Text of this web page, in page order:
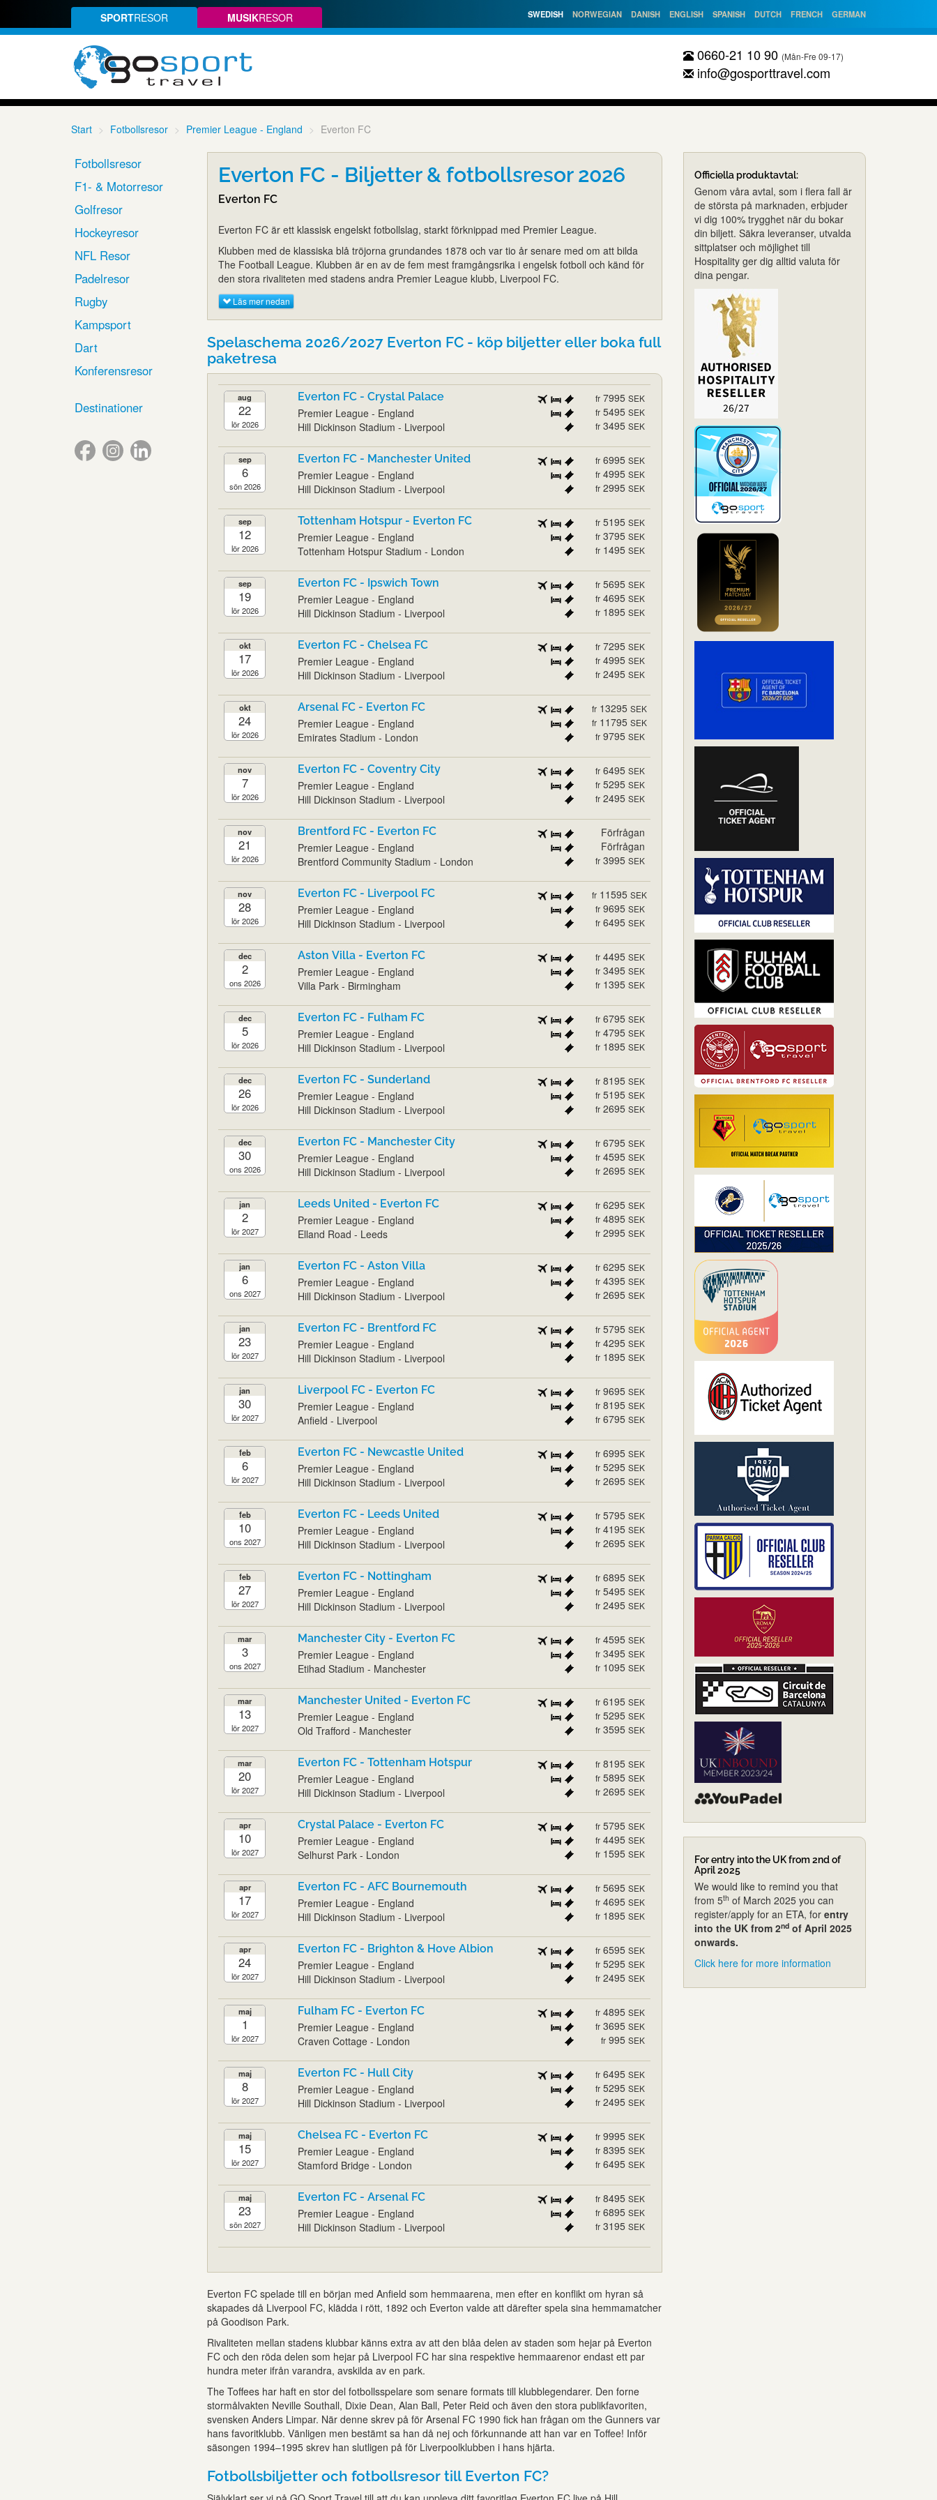
SPORTRESOR MUSIKRESOR SWEDISH NORWEGIAN DANISH ENGLISH SPANISH DUTCH FRENCH GERMAN
0660-21 10 90 (Mån-Fre 09-17)
info@gosporttravel.com
Start Fotbollsresor Premier League - England Everton FC
Fotbollsresor
F1- & Motorresor
Golfresor
Hockeyresor
NFL Resor
Padelresor
Rugby
Kampsport
Dart
Konferensresor
Destinationer
Everton FC - Biljetter & fotbollsresor 2026
Everton FC
Everton FC är ett klassisk engelskt fotbollslag, starkt förknippad med Premier League.
Klubben med de klassiska blå tröjorna grundandes 1878 och var tio år senare med om att bilda
The Football League. Klubben är en av de fem mest framgångsrika i engelsk fotboll och känd för
den stora rivaliteten med stadens andra Premier League klubb, Liverpool FC.
Läs mer nedan
Spelaschema 2026/2027 Everton FC - köp biljetter eller boka full
paketresa
aug
22
lör 2026
Everton FC - Crystal Palace
Premier League - England
Hill Dickinson Stadium - Liverpool
fr 7995 SEK
fr 5495 SEK
fr 3495 SEK
sep
6
sön 2026
Everton FC - Manchester United
Premier League - England
Hill Dickinson Stadium - Liverpool
fr 6995 SEK
fr 4995 SEK
fr 2995 SEK
sep
12
lör 2026
Tottenham Hotspur - Everton FC
Premier League - England
Tottenham Hotspur Stadium - London
fr 5195 SEK
fr 3795 SEK
fr 1495 SEK
sep
19
lör 2026
Everton FC - Ipswich Town
Premier League - England
Hill Dickinson Stadium - Liverpool
fr 5695 SEK
fr 4695 SEK
fr 1895 SEK
okt
17
lör 2026
Everton FC - Chelsea FC
Premier League - England
Hill Dickinson Stadium - Liverpool
fr 7295 SEK
fr 4995 SEK
fr 2495 SEK
okt
24
lör 2026
Arsenal FC - Everton FC
Premier League - England
Emirates Stadium - London
fr 13295 SEK
fr 11795 SEK
fr 9795 SEK
nov
7
lör 2026
Everton FC - Coventry City
Premier League - England
Hill Dickinson Stadium - Liverpool
fr 6495 SEK
fr 5295 SEK
fr 2495 SEK
nov
21
lör 2026
Brentford FC - Everton FC
Premier League - England
Brentford Community Stadium - London
Förfrågan
Förfrågan
fr 3995 SEK
nov
28
lör 2026
Everton FC - Liverpool FC
Premier League - England
Hill Dickinson Stadium - Liverpool
fr 11595 SEK
fr 9695 SEK
fr 6495 SEK
dec
2
ons 2026
Aston Villa - Everton FC
Premier League - England
Villa Park - Birmingham
fr 4495 SEK
fr 3495 SEK
fr 1395 SEK
dec
5
lör 2026
Everton FC - Fulham FC
Premier League - England
Hill Dickinson Stadium - Liverpool
fr 6795 SEK
fr 4795 SEK
fr 1895 SEK
dec
26
lör 2026
Everton FC - Sunderland
Premier League - England
Hill Dickinson Stadium - Liverpool
fr 8195 SEK
fr 5195 SEK
fr 2695 SEK
dec
30
ons 2026
Everton FC - Manchester City
Premier League - England
Hill Dickinson Stadium - Liverpool
fr 6795 SEK
fr 4595 SEK
fr 2695 SEK
jan
2
lör 2027
Leeds United - Everton FC
Premier League - England
Elland Road - Leeds
fr 6295 SEK
fr 4895 SEK
fr 2995 SEK
jan
6
ons 2027
Everton FC - Aston Villa
Premier League - England
Hill Dickinson Stadium - Liverpool
fr 6295 SEK
fr 4395 SEK
fr 2695 SEK
jan
23
lör 2027
Everton FC - Brentford FC
Premier League - England
Hill Dickinson Stadium - Liverpool
fr 5795 SEK
fr 4295 SEK
fr 1895 SEK
jan
30
lör 2027
Liverpool FC - Everton FC
Premier League - England
Anfield - Liverpool
fr 9695 SEK
fr 8195 SEK
fr 6795 SEK
feb
6
lör 2027
Everton FC - Newcastle United
Premier League - England
Hill Dickinson Stadium - Liverpool
fr 6995 SEK
fr 5295 SEK
fr 2695 SEK
feb
10
ons 2027
Everton FC - Leeds United
Premier League - England
Hill Dickinson Stadium - Liverpool
fr 5795 SEK
fr 4195 SEK
fr 2695 SEK
feb
27
lör 2027
Everton FC - Nottingham
Premier League - England
Hill Dickinson Stadium - Liverpool
fr 6895 SEK
fr 5495 SEK
fr 2495 SEK
mar
3
ons 2027
Manchester City - Everton FC
Premier League - England
Etihad Stadium - Manchester
fr 4595 SEK
fr 3495 SEK
fr 1095 SEK
mar
13
lör 2027
Manchester United - Everton FC
Premier League - England
Old Trafford - Manchester
fr 6195 SEK
fr 5295 SEK
fr 3595 SEK
mar
20
lör 2027
Everton FC - Tottenham Hotspur
Premier League - England
Hill Dickinson Stadium - Liverpool
fr 8195 SEK
fr 5895 SEK
fr 2695 SEK
apr
10
lör 2027
Crystal Palace - Everton FC
Premier League - England
Selhurst Park - London
fr 5795 SEK
fr 4495 SEK
fr 1595 SEK
apr
17
lör 2027
Everton FC - AFC Bournemouth
Premier League - England
Hill Dickinson Stadium - Liverpool
fr 5695 SEK
fr 4695 SEK
fr 1895 SEK
apr
24
lör 2027
Everton FC - Brighton & Hove Albion
Premier League - England
Hill Dickinson Stadium - Liverpool
fr 6595 SEK
fr 5295 SEK
fr 2495 SEK
maj
1
lör 2027
Fulham FC - Everton FC
Premier League - England
Craven Cottage - London
fr 4895 SEK
fr 3695 SEK
fr 995 SEK
maj
8
lör 2027
Everton FC - Hull City
Premier League - England
Hill Dickinson Stadium - Liverpool
fr 6495 SEK
fr 5295 SEK
fr 2495 SEK
maj
15
lör 2027
Chelsea FC - Everton FC
Premier League - England
Stamford Bridge - London
fr 9995 SEK
fr 8395 SEK
fr 6495 SEK
maj
23
sön 2027
Everton FC - Arsenal FC
Premier League - England
Hill Dickinson Stadium - Liverpool
fr 8495 SEK
fr 6895 SEK
fr 3195 SEK
Everton FC spelade till en början med Anfield som hemmaarena, men efter en konflikt om hyran så
skapades då Liverpool FC, klädda i rött, 1892 och Everton valde att därefter spela sina hemmamatcher
på Goodison Park.
Rivaliteten mellan stadens klubbar känns extra av att den blåa delen av staden som hejar på Everton
FC och den röda delen som hejar på Liverpool FC har sina respektive hemmaarenor endast ett par
hundra meter ifrån varandra, avskilda av en park.
The Toffees har haft en stor del fotbollsspelare som senare formats till klubblegendarer. Den forne
stormålvakten Neville Southall, Dixie Dean, Alan Ball, Peter Reid och även den stora publikfavoriten,
svensken Anders Limpar. När denne skrev på för Arsenal FC 1990 fick han frågan om the Gunners var
hans favoritklubb. Vänligen men bestämt sa han då nej och förkunnande att han var en Toffee! Inför
säsongen 1994–1995 skrev han slutligen på för Liverpoolklubben i hans hjärta.
Fotbollsbiljetter och fotbollsresor till Everton FC?
Officiella produktavtal:
Genom våra avtal, som i flera fall är
de största på marknaden, erbjuder
vi dig 100% trygghet när du bokar
din biljett. Säkra leveranser, utvalda
sittplatser och möjlighet till
Hospitality ger dig alltid valuta för
dina pengar.
For entry into the UK from 2nd of
April 2025
We would like to remind you that
from 5th of March 2025 you can
register/apply for an ETA, for entry
into the UK from 2ndof April 2025
onwards.
Click here for more information